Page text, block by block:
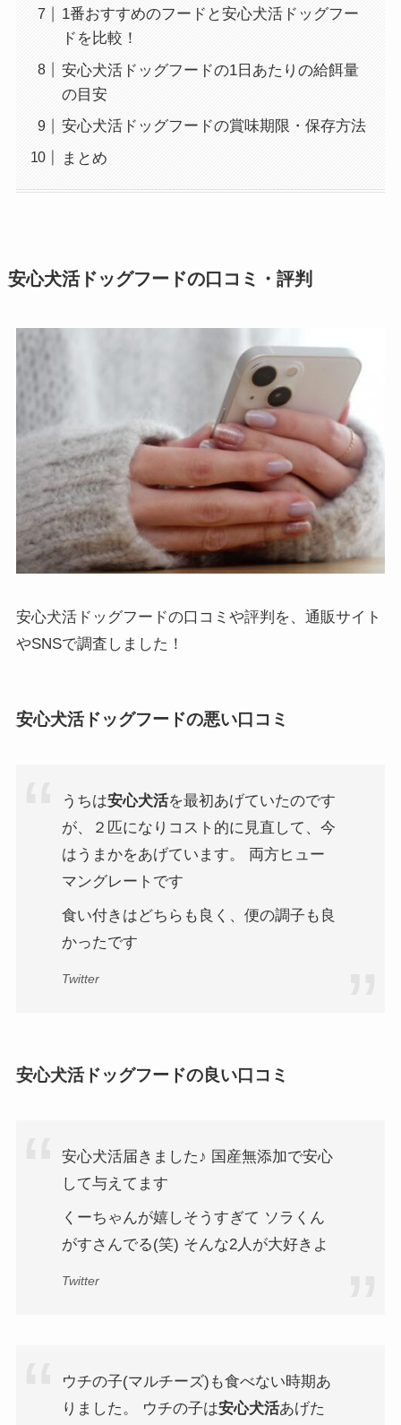
1番おすすめのフードと安心犬活ドッグフー
ドを比較！
安心犬活ドッグフードの1日あたりの給餌量
の目安
安心犬活ドッグフードの賞味期限・保存方法
まとめ
安心犬活ドッグフードの口コミ・評判
安心犬活ドッグフードの口コミや評判を、通販サイト
やSNSで調査しました！
安心犬活ドッグフードの悪い口コミ
うちは安心犬活を最初あげていたのです
が、２匹になりコスト的に見直して、今
はうまかをあげています。 両方ヒュー
マングレートです
食い付きはどちらも良く、便の調子も良
かったです
Twitter
安心犬活ドッグフードの良い口コミ
安心犬活届きました♪ 国産無添加で安心
して与えてます
くーちゃんが嬉しそうすぎて ソラくん
がすさんでる(笑) そんな2人が大好きよ
Twitter
ウチの子(マルチーズ)も食べない時期あ
りました。 ウチの子は安心犬活あげた